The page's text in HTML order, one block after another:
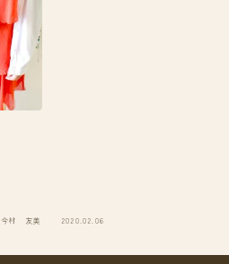
今村 友美 2020.02.06